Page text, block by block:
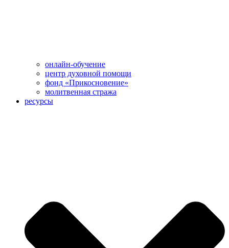
онлайн-обучение
центр духовной помощи
фонд «Прикосновение»
молитвенная стража
ресурсы